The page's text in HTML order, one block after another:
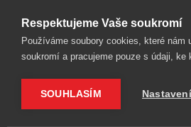
Ploty, pletivo, oplocení, příslušenství, montáž
Respektujeme Vaše soukromí
Používáme soubory cookies, které
soukromí a pracujeme pouze s údaji,
SOUHLASÍM